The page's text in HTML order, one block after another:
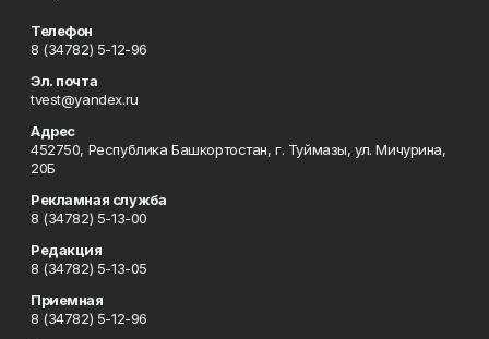
Телефон
8 (34782) 5-12-96
Эл. почта
tvest@yandex.ru
Адрес
452750, Республика Башкортостан, г. Туймазы, ул. Мичурина,
20Б
Рекламная служба
8 (34782) 5-13-00
Редакция
8 (34782) 5-13-05
Приемная
8 (34782) 5-12-96